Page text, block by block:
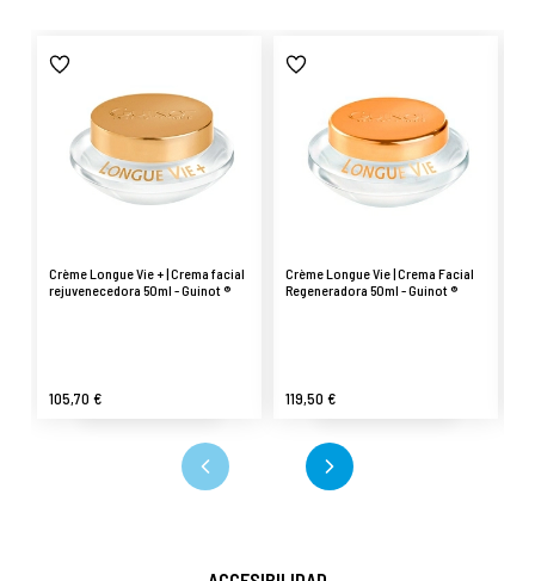
Crème Longue Vie + | Crema facial
rejuvenecedora 50ml - Guinot ®
105,70 €
Crème Longue Vie | Crema Facial
Regeneradora 50ml - Guinot ®
119,50 €